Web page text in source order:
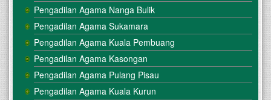
Pengadilan Agama Nanga Bulik
Pengadilan Agama Sukamara
Pengadilan Agama Kuala Pembuang
Pengadilan Agama Kasongan
Pengadilan Agama Pulang Pisau
Pengadilan Agama Kuala Kurun